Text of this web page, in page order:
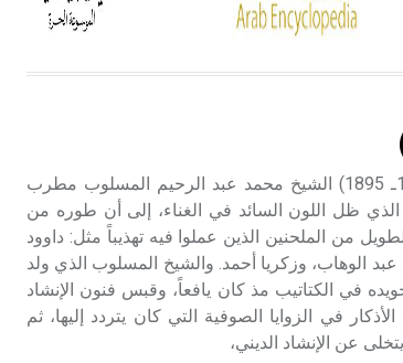
الحجم ويسمى الش
الإنكليزية أب
- هل تعلم أن أبجر Abgar اسم معروف
جيداً يعود إلى عدد من الملوك الذين
حكموا مدينة إديسا (الرها) من أبجر الأول
وحتى التاسع، وهم ينتسبون إلى أسرة
أوسروين
المسلوب (محمد عبد الرحيم ـ) (نحو 1786ـ 1895) الشيخ محمد عبد الرحيم المسلوب مطرب
ظل اللون السائد في الغناء، إلى أن طوره من
من الملحنين الذين عملوا فيه تهذيباً مثل: داوود
الوهاب، وزكريا أحمد. والشيخ المسلوب الذي ولد
في الكتاتيب مذ كان يافعاً، وقبس فنون الإنشاد
في الزوايا الصوفية التي كان يتردد إليها، ثم
عن الإنشاد الديني،